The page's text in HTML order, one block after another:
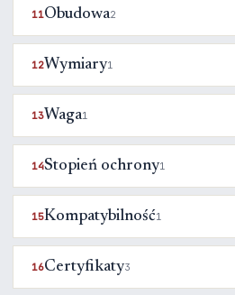
11Obudowa2
12Wymiary1
13Waga1
14Stopień ochrony1
15Kompatybilność1
16Certyfikaty3